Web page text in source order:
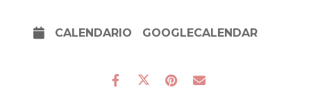
CALENDARIO GOOGLECALENDAR